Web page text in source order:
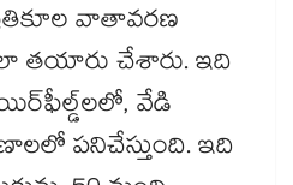
వాతావరణ
తయారు చేశారు. ఇది
వేడి
పనిచేస్తుంది. ఇది